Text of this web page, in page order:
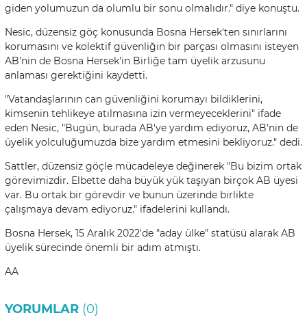
giden yolumuzun da olumlu bir sonu olmalıdır." diye konuştu.
Nesic, düzensiz göç konusunda Bosna Hersek'ten sınırlarını
korumasını ve kolektif güvenliğin bir parçası olmasını isteyen
AB'nin de Bosna Hersek'in Birliğe tam üyelik arzusunu
anlaması gerektiğini kaydetti.
"Vatandaşlarının can güvenliğini korumayı bildiklerini,
kimsenin tehlikeye atılmasına izin vermeyeceklerini" ifade
eden Nesic, "Bugün, burada AB'ye yardım ediyoruz, AB'nin de
üyelik yolculuğumuzda bize yardım etmesini bekliyoruz." dedi.
Sattler, düzensiz göçle mücadeleye değinerek "Bu bizim ortak
görevimizdir. Elbette daha büyük yük taşıyan birçok AB üyesi
var. Bu ortak bir görevdir ve bunun üzerinde birlikte
çalışmaya devam ediyoruz." ifadelerini kullandı.
Bosna Hersek, 15 Aralık 2022'de "aday ülke" statüsü alarak AB
üyelik sürecinde önemli bir adım atmıştı.
AA
YORUMLAR (0)